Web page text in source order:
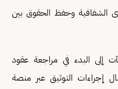
الشفافية وحفظ الحقوق بين
إلى البدء في مراجعة عقود
إجراءات التوثيق عبر منصة